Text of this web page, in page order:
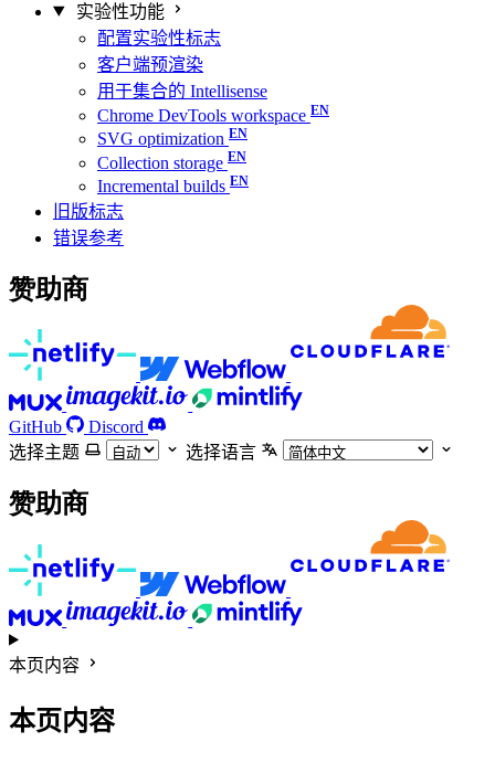
实验性功能
配置实验性标志
客户端预渲染
用于集合的 Intellisense
Chrome DevTools workspace
SVG optimization
Collection storage
Incremental builds
旧版标志
错误参考
赞助商
GitHub
Discord
选择主题
选择语言
赞助商
本页内容
本页内容